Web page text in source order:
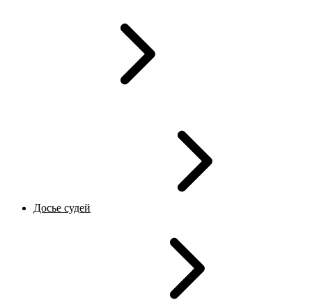
Досье судей